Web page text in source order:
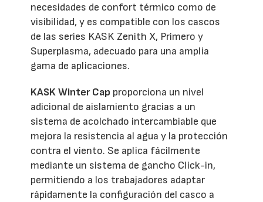
necesidades de confort térmico como de
visibilidad, y es compatible con los cascos
de las series KASK Zenith X, Primero y
Superplasma, adecuado para una amplia
gama de aplicaciones.
KASK Winter Cap proporciona un nivel
adicional de aislamiento gracias a un
sistema de acolchado intercambiable que
mejora la resistencia al agua y la protección
contra el viento. Se aplica fácilmente
mediante un sistema de gancho Click-in,
permitiendo a los trabajadores adaptar
rápidamente la configuración del casco a